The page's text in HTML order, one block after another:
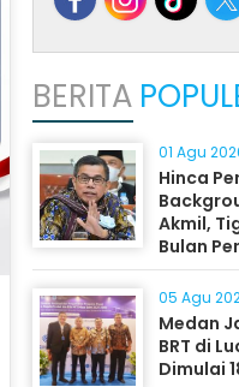
BERITA
01 Agu
Hinca
Akmil,
Bulan
05 Agu
Medan
BRT di
Dimulai